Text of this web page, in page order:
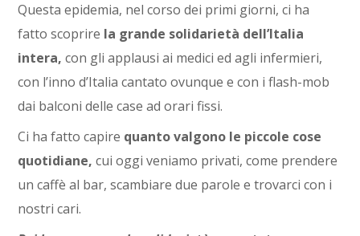
Questa epidemia, nel corso dei primi giorni, ci ha
fatto scoprire la grande solidarietà dell’Italia
intera,con gli applausi ai medici ed agli infermieri,
con l’inno d’Italia cantato ovunque e con i flash-mob
dai balconi delle case ad orari fissi.
Ci ha fatto capire quanto valgono le piccole cose
quotidiane, cui oggi veniamo privati, come prendere
un caffè al bar, scambiare due parole e trovarci con i
nostri cari.